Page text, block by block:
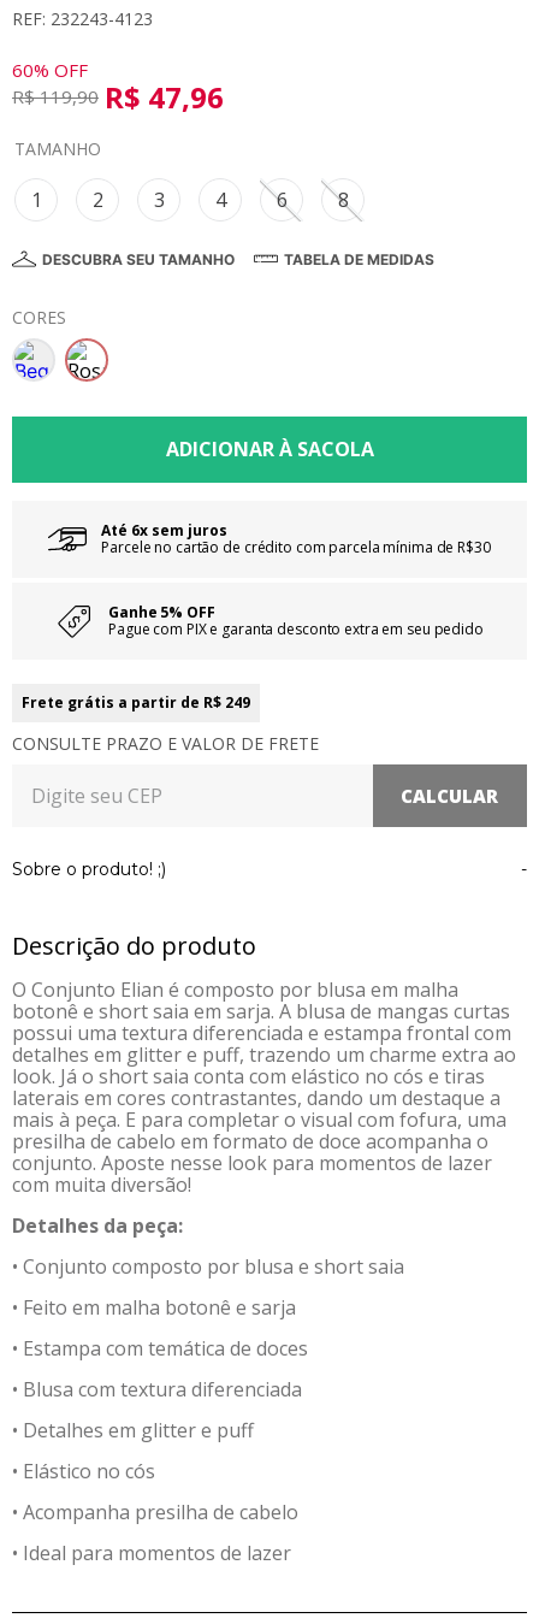
REF: 232243-4123
60% OFF
R$ 119,90 R$ 47,96
TAMANHO
1 2 3 4 6 8
DESCUBRA SEU TAMANHO TABELA DE MEDIDAS
CORES
Até 6x sem juros
Parcele no cartão de crédito com parcela mínima de R$30
Ganhe 5% OFF
Pague com PIX e garanta desconto extra em seu pedido
Frete grátis a partir de R$ 249
CONSULTE PRAZO E VALOR DE FRETE
Sobre o produto! ;) -
Descrição do produto
O Conjunto Elian é composto por blusa em malha
botonê e short saia em sarja. A blusa de mangas curtas
possui uma textura diferenciada e estampa frontal com
detalhes em glitter e puff, trazendo um charme extra ao
look. Já o short saia conta com elástico no cós e tiras
laterais em cores contrastantes, dando um destaque a
mais à peça. E para completar o visual com fofura, uma
presilha de cabelo em formato de doce acompanha o
conjunto. Aposte nesse look para momentos de lazer
com muita diversão!
Detalhes da peça:
• Conjunto composto por blusa e short saia
• Feito em malha botonê e sarja
• Estampa com temática de doces
• Blusa com textura diferenciada
• Detalhes em glitter e puff
• Elástico no cós
• Acompanha presilha de cabelo
• Ideal para momentos de lazer
8º
saia
9º
10º colorittá